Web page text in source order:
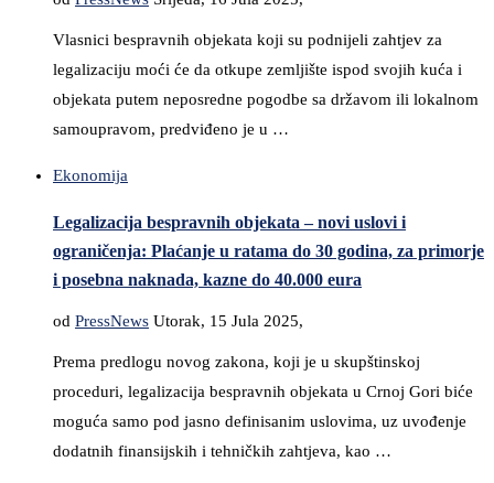
Vlasnici bespravnih objekata koji su podnijeli zahtjev za
legalizaciju moći će da otkupe zemljište ispod svojih kuća i
objekata putem neposredne pogodbe sa državom ili lokalnom
samoupravom, predviđeno je u …
Ekonomija
Legalizacija bespravnih objekata – novi uslovi i
ograničenja: Plaćanje u ratama do 30 godina, za primorje
i posebna naknada, kazne do 40.000 eura
od PressNews Utorak, 15 Jula 2025,
Prema predlogu novog zakona, koji je u skupštinskoj
proceduri, legalizacija bespravnih objekata u Crnoj Gori biće
moguća samo pod jasno definisanim uslovima, uz uvođenje
dodatnih finansijskih i tehničkih zahtjeva, kao …